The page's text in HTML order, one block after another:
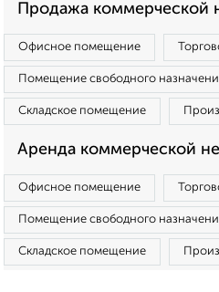
Продажа коммерческой
Офисное помещение
Помещение свободного
Складское помещение
Аренда коммерческой
Офисное помещение
Помещение свободного
Складское помещение